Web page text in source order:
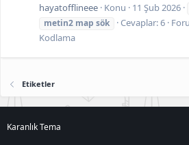
hayatofflineee Konu 11 Şub 2026
metin2 map sök Cevaplar: 6
Kodlama
Etiketler
Karanlık Tema